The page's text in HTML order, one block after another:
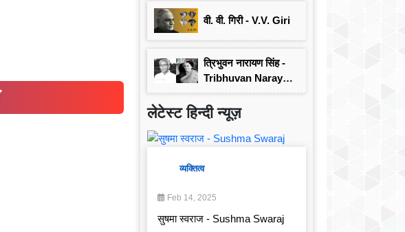
वी. वी. गिरी - V.V. Giri
त्रिभुवन नारायण सिंह -
Tribhuvan Narayan
Singh
लेटेस्ट हिन्दी न्यूज़
व्यक्तित्व
Feb 14, 2025
सुषमा स्वराज - Sushma Swaraj